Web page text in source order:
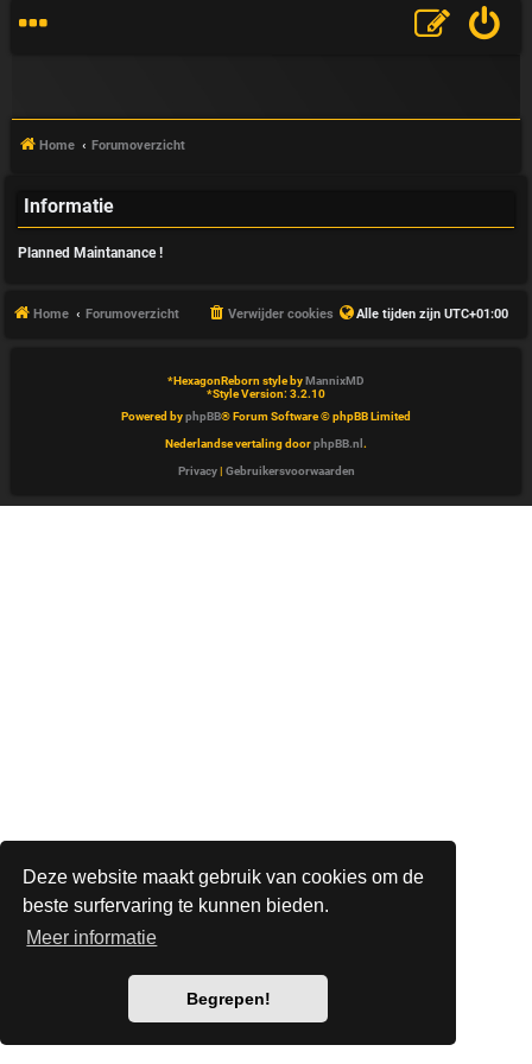
Deze website maakt gebruik van cookies om de
beste surfervaring te kunnen bieden.
Meer informatie
Begrepen!
V
A
Home Forumoverzicht
Informatie
Planned Maintanance !
Home Forumoverzicht Alle tijden zijn UTC+01:00
Verwijder cookies
*HexagonReborn style byMannixMD
*Style Version: 3.2.10
Powered byphpBB® Forum Software © phpBB Limited
Nederlandse vertaling doorphpBB.nl .
Privacy| Gebruikersvoorwaarden